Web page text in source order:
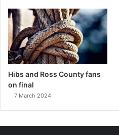
Hibs and Ross County fans
on final
7 March 2024